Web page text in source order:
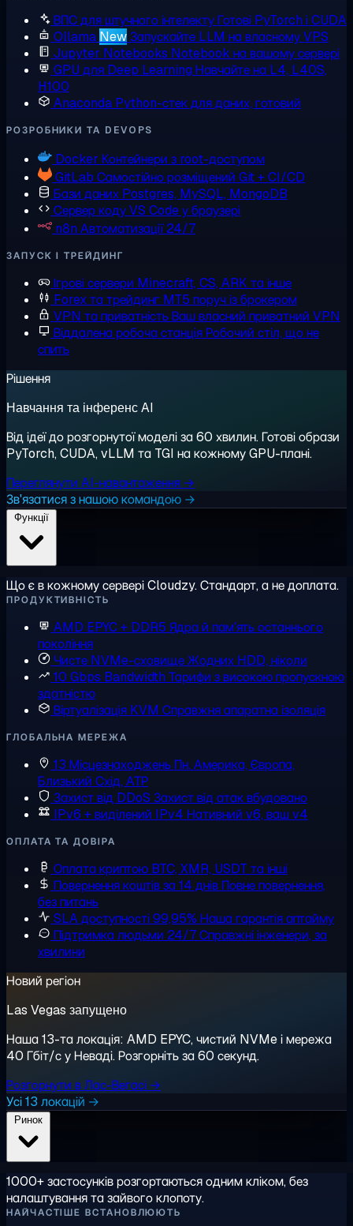
ВПС для штучного інтелектуГотові PyTorch і CUDA
Ollama NewЗапускайте LLM на власному VPS
Jupyter Notebooks Notebook на вашому сервері
GPU для Deep Learning Навчайте на L4, L40S,
H100
Anaconda Python-стек для даних, готовий
РОЗРОБНИКИ ТА DEVOPS
Docker Контейнери з root-доступом
GitLab Самостійно розміщений Git + CI/CD
Бази даних Postgres, MySQL, MongoDB
Сервер кодуVS Code у браузері
n8n Автоматизації 24/7
ЗАПУСК І ТРЕЙДИНГ
Ігрові сервери Minecraft, CS, ARK та інше
Forex та трейдинг MT5 поруч із брокером
VPN та приватністьВаш власний приватний VPN
Віддалена робоча станціяРобочий стіл, що не
спить
Рішення
Навчання та інференс AI
Від ідеї до розгорнутої моделі за 60 хвилин. Готові образи
PyTorch, CUDA, vLLM та TGI на кожному GPU-плані.
Переглянути AI-навантаження →
Зв'язатися з нашою командою →
Що є в кожному сервері Cloudzy. Стандарт, а не доплата.
ПРОДУКТИВНІСТЬ
AMD EPYC + DDR5 Ядра й пам'ять останнього
покоління
Чисте NVMe-сховищеЖодних HDD, ніколи
10 Gbps Bandwidth Тарифи з високою пропускною
здатністю
Віртуалізація KVM Справжня апаратна ізоляція
ГЛОБАЛЬНА МЕРЕЖА
13 Місцезнаходжень Пн. Америка, Європа,
Близький Схід, АТР
Захист від DDoS Захист від атак вбудовано
IPv6 + виділений IPv4 Нативний v6, ваш v4
ОПЛАТА ТА ДОВІРА
Оплата криптою BTC, XMR, USDT та інші
Повернення коштів за 14 днів Повне повернення,
без питань
SLA доступності 99,95% Наша гарантія аптайму
Підтримка людьми 24/7Справжні інженери, за
хвилини
Новий регіон
Las Vegas запущено
Наша 13-та локація: AMD EPYC, чистий NVMe і мережа
40 Гбіт/с у Неваді. Розгорніть за 60 секунд.
Розгорнути в Лас-Вегасі →
Усі 13 локацій →
1000+ застосунків розгортаються одним кліком, без
налаштування та зайвого клопоту.
НАЙЧАСТІШЕ ВСТАНОВЛЮЮТЬ